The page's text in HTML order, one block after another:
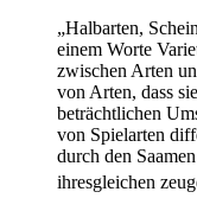
„Halbarten,
einem Worte
zwischen Arten
von Arten, dass
beträchtlichen
von Spielarten
durch den
ihresgleichen